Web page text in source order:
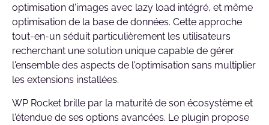
optimisation d'images avec lazy load intégré, et même
optimisation de la base de données. Cette approche
tout-en-un séduit particulièrement les utilisateurs
recherchant une solution unique capable de gérer
l'ensemble des aspects de l'optimisation sans multiplier
les extensions installées.
WP Rocket brille par la maturité de son écosystème et
l'étendue de ses options avancées. Le plugin propose